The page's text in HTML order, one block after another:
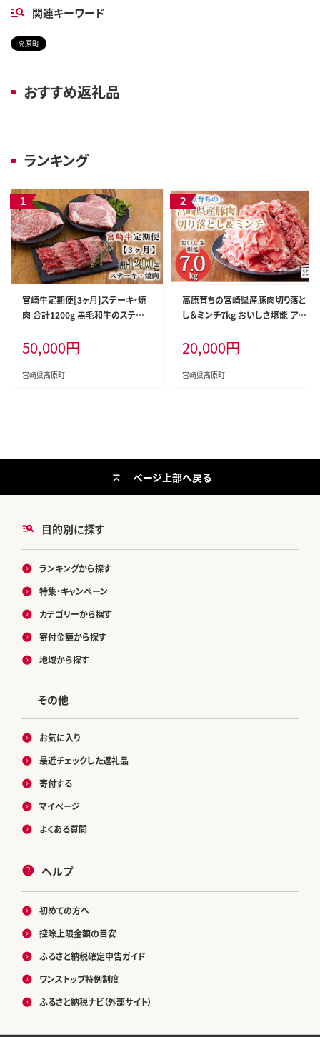
関連キーワード
高原町
おすすめ返礼品
ランキング
宮崎牛定期便[3ヶ月]ステーキ・焼
肉 合計1200g 黒毛和牛のステーキ
ブランド牛 お肉 ステーキ 焼肉 500
00円 5万円］ TF0684-P00020
50,000円
宮崎県高原町
高原育ちの宮崎県産豚肉切り落と
し＆ミンチ7kg おいしさ堪能 アレ
万能食材 生姜焼き しゃぶしゃぶ ハ
ンバーグ 餃子 肉巻き ミートソース
麻婆豆腐] TF0768-P00070
20,000円
宮崎県高原町
目的別に探す
ランキングから探す
特集・キャンペーン
カテゴリーから探す
寄付金額から探す
地域から探す
その他
お気に入り
最近チェックした返礼品
寄付する
マイページ
よくある質問
ヘルプ
初めての方へ
控除上限金額の目安
ふるさと納税確定申告ガイド
ワンストップ特例制度
ふるさと納税ナビ（外部サイト）
ページ上部へ戻る